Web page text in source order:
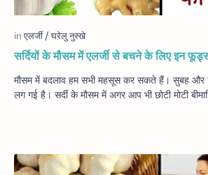
सर्दियों के मौसम में एलर्जी से बचने के लिए इन
मौसम में बदलाव हम सभी महसूस कर सकते हैं। सुबह और
लग गई है। सर्दी के मौसम में अगर आप भी छोटी मोटी